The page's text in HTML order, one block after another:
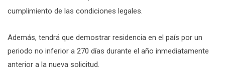
cumplimiento de las condiciones legales.
Además, tendrá que demostrar residencia en el país por un
periodo no inferior a 270 días durante el año inmediatamente
anterior a la nueva solicitud.